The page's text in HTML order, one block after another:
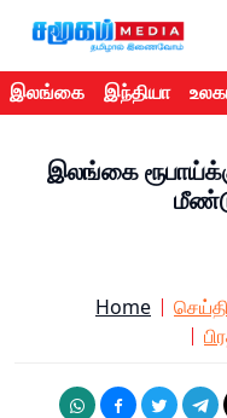
இலங்கை இந்தியா
இலங்கை
Home